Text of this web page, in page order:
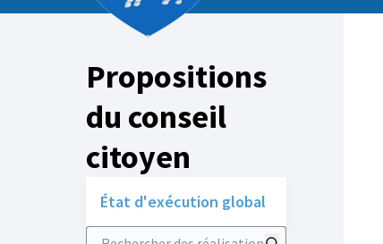
Propositions
du conseil
citoyen
État d'exécution global
Rechercher des réalisations